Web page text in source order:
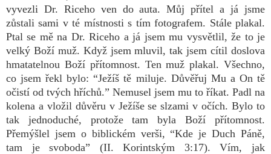
vyvezli Dr. Riceho ven do auta. Můj přítel a já jsme
zůstali sami v té místnosti s tím fotografem. Stále plakal.
Ptal se mě na Dr. Riceho a já jsem mu vysvětlil, že to je
velký Boží muž. Když jsem mluvil, tak jsem cítil doslova
hmatatelnou Boží přítomnost. Ten muž plakal. Všechno,
co jsem řekl bylo: “Ježíš tě miluje. Důvěřuj Mu a On tě
očistí od tvých hříchů.” Nemusel jsem mu to říkat. Padl na
kolena a vložil důvěru v Ježíše se slzami v očích. Bylo to
tak jednoduché, protože tam byla Boží přítomnost.
Přemýšlel jsem o biblickém verši, “Kde je Duch Páně,
tam je svoboda” (II. Korintským 3:17). Vím, jak